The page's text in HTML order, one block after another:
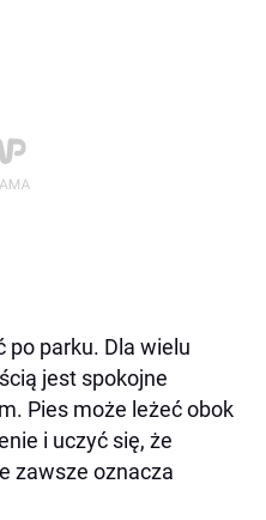
po parku. Dla wielu
jest spokojne
Pies może leżeć obok
i uczyć się, że
zawsze oznacza